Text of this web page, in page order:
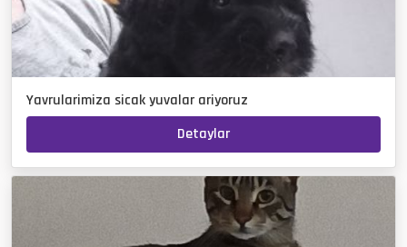
Yavrularimiza sicak yuvalar ariyoruz
Detaylar